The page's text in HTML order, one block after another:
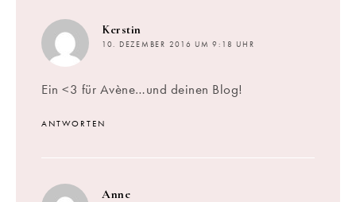
Kerstin
10. DEZEMBER 2016 UM 9:18 UHR
Ein <3 für Avène…und deinen Blog!
ANTWORTEN
Anne